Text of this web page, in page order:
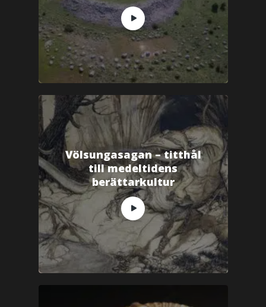
Völsungasagan – titthål
till medeltidens
berättarkultur